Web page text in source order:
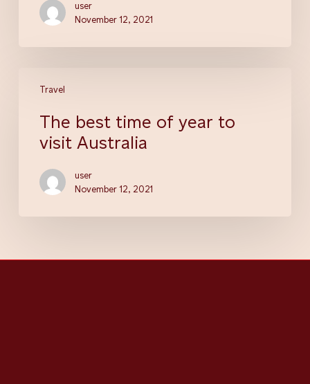
user
November 12, 2021
Travel
The best time of year to
visit Australia
user
November 12, 2021